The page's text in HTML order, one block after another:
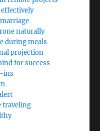
naturally
during meals
projection
for success
ins
traveling